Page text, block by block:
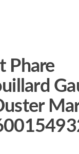
Phare